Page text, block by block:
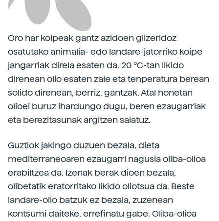
Oro har koipeak gantz azidoen glizeridoz
osatutako animalia- edo landare-jatorriko koipe
jangarriak direla esaten da. 20 ºC-tan likido
direnean olio esaten zaie eta tenperatura berean
solido direnean, berriz, gantzak. Atal honetan
olioei buruz ihardungo dugu, beren ezaugarriak
eta berezitasunak argitzen saiatuz.
Guztiok jakingo duzuen bezala, dieta
mediterraneoaren ezaugarri nagusia oliba-olioa
erabiltzea da. Izenak berak dioen bezala,
olibetatik eratorritako likido oliotsua da. Beste
landare-olio batzuk ez bezala, zuzenean
kontsumi daiteke, errefinatu gabe. Oliba-olioa